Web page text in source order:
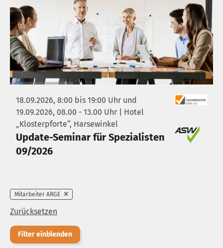
18.09.2026, 8:00 bis 19:00 Uhr und
19.09.2026, 08.00 - 13.00 Uhr | Hotel
„Klosterpforte“, Harsewinkel
Update-Seminar für Spezialisten
09/2026
Mitarbeiter ARGE
Zurücksetzen
Filter einblenden